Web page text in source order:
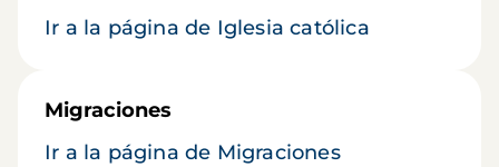
Ir a la página de Iglesia católica
Migraciones
Ir a la página de Migraciones